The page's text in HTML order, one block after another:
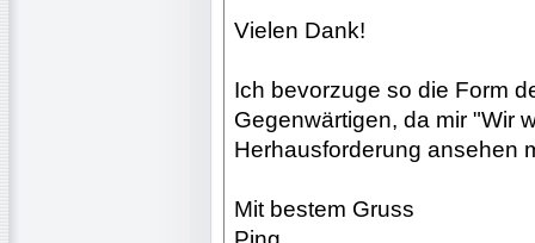
Vielen Dank!
Ich bevorzuge so die Form
Gegenwärtigen, da mir "Wir
Herhausforderung ansehen
Mit bestem Gruss